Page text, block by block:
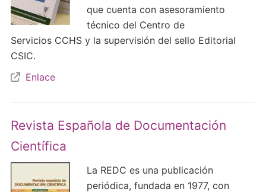
que cuenta con asesoramiento
técnico del Centro de
Servicios CCHS y la supervisión del sello Editorial
CSIC.
Enlace
Revista Española de Documentación
Científica
La REDC es una publicación
periódica, fundada en 1977, con